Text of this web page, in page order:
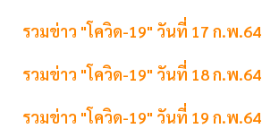
รวมข่าว "โควิด-19" วันที่ 17 ก.พ.64
รวมข่าว "โควิด-19" วันที่ 18 ก.พ.64
รวมข่าว "โควิด-19" วันที่ 19 ก.พ.64